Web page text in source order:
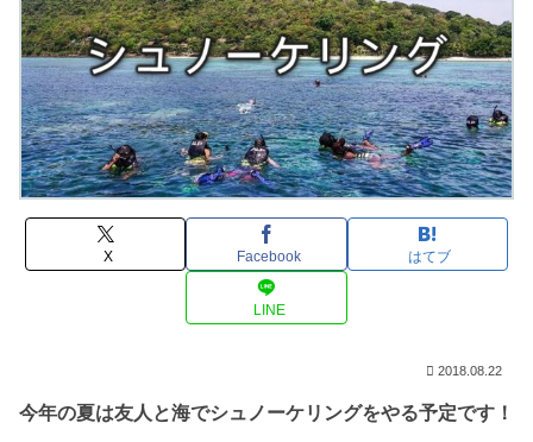
X Facebook はてブ
LINE
2018.08.22
今年の夏は友人と海でシュノーケリングをやる予定です！